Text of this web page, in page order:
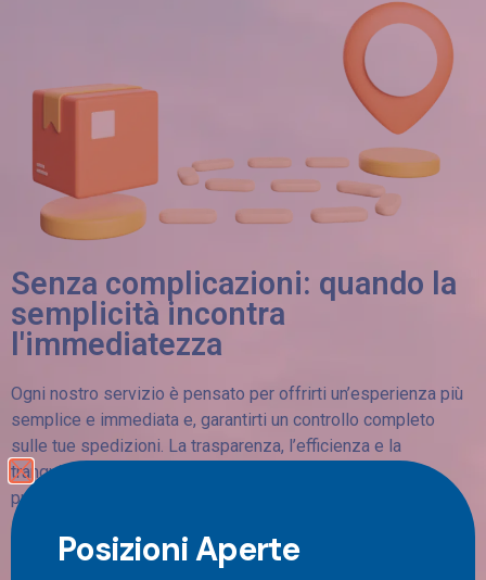
Senza complicazioni: quando la
semplicità incontra
l'immediatezza
Ogni nostro servizio è pensato per offrirti un’esperienza più
semplice e immediata e, garantirti un controllo completo
sulle tue spedizioni. La trasparenza, l’efficienza e la
tranquillità dei nostri clienti sono valori ai quali diamo
prioritaria importanza.
Il nostro obiettivo è quello di garantirti il pieno controllo dello
stato della spedizione delle tue merci, dalla raccolta alla loro
Posizioni Aperte